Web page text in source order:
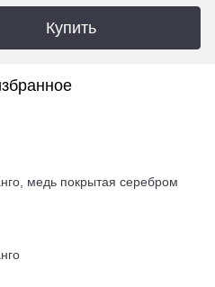
Купить
медь покрытая серебром